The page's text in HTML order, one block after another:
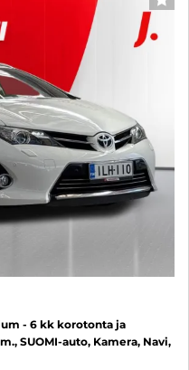
- 6 kk korotonta ja
SUOMI-auto, Kamera, Navi,